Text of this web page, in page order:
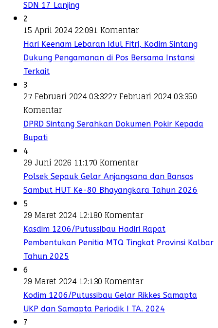
SDN 17 Lanjing
2
15 April 2024 22:091 Komentar
Hari Keenam Lebaran Idul Fitri, Kodim Sintang
Dukung Pengamanan di Pos Bersama Instansi
Terkait
3
27 Februari 2024 03:3227 Februari 2024 03:350
Komentar
DPRD Sintang Serahkan Dokumen Pokir Kepada
Bupati
4
29 Juni 2026 11:170 Komentar
Polsek Sepauk Gelar Anjangsana dan Bansos
Sambut HUT Ke-80 Bhayangkara Tahun 2026
5
29 Maret 2024 12:180 Komentar
Kasdim 1206/Putussibau Hadiri Rapat
Pembentukan Penitia MTQ Tingkat Provinsi Kalbar
Tahun 2025
6
29 Maret 2024 12:130 Komentar
Kodim 1206/Putussibau Gelar Rikkes Samapta
UKP dan Samapta Periodik I TA. 2024
7